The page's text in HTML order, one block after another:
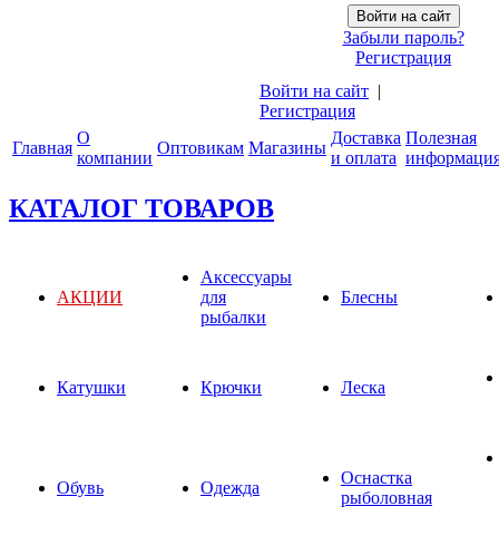
Забыли пароль?
Регистрация
Войти на сайт |
Регистрация
Главная
О
компании
Оптовикам Магазины
Доставка
и оплата
Полезная
КАТАЛОГ ТОВАРОВ
АКЦИИ
Аксессуары
для
рыбалки
Блесны
Катушки Крючки Леска
Обувь Одежда
Оснастка
рыболовная